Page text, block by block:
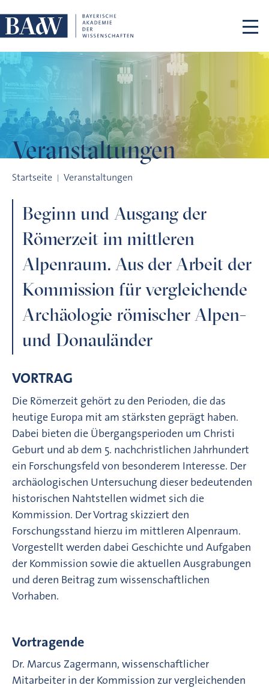
Veranstaltungen
Startseite Veranstaltungen
Beginn und Ausgang der
Römerzeit im mittleren
Alpenraum. Aus der Arbeit der
Kommission für vergleichende
Archäologie römischer Alpen-
und Donauländer
VORTRAG
Die Römerzeit gehört zu den Perioden, die das
heutige Europa mit am stärksten geprägt haben.
Dabei bieten die Übergangsperioden um Christi
Geburt und ab dem 5. nachchristlichen Jahrhundert
ein Forschungsfeld von besonderem Interesse. Der
archäologischen Untersuchung dieser bedeutenden
historischen Nahtstellen widmet sich die
Kommission. Der Vortrag skizziert den
Forschungsstand hierzu im mittleren Alpenraum.
Vorgestellt werden dabei Geschichte und Aufgaben
der Kommission sowie die aktuellen Ausgrabungen
und deren Beitrag zum wissenschaftlichen
Vorhaben.
Vortragende
Dr. Marcus Zagermann, wissenschaftlicher
Mitarbeiter in der Kommission zur vergleichenden